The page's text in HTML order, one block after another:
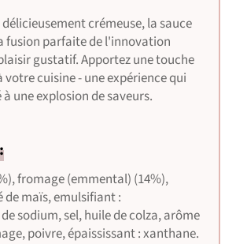
crémeuse, la sauce
fusion parfaite de l'innovation
gustatif. Apportez une touche
votre cuisine - une expérience qui
une explosion de saveurs.
fromage (emmental) (14%),
maïs, emulsifiant :
sodium, sel, huile de colza, arôme
poivre, épaississant : xanthane.